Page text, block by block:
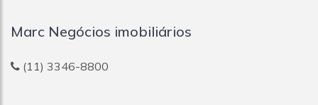
Marc Negócios imobiliários
(11) 3346-8800